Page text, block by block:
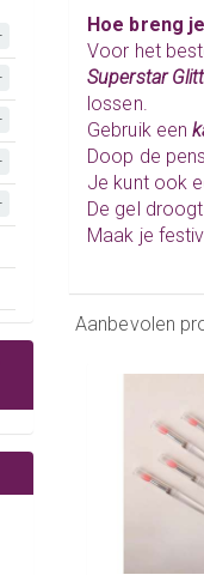
Hoe breng
Voor het
Superstar
lossen.
Gebruik een
Doop de
Je kunt ook
De gel
Maak je
Aanbevolen